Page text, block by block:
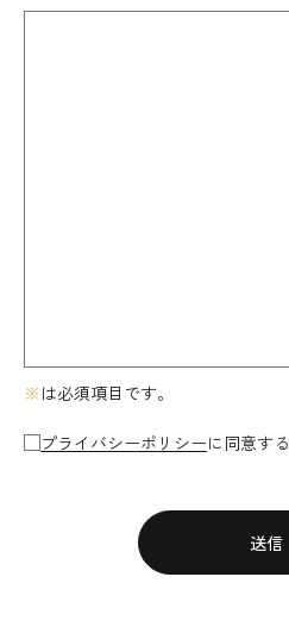
※ は必須項目です。
プライバシーポリシーに同意する